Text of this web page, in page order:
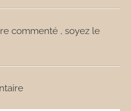
commenté , soyez le